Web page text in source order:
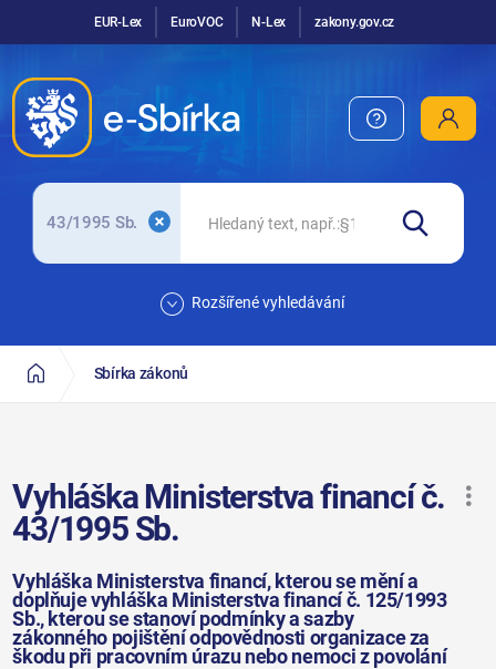
EUR-Lex EuroVOC N-Lex zakony.gov.cz
43/1995 Sb.
Rozšířené vyhledávání
Sbírka zákonů
Vyhláška Ministerstva financí č.
43/1995 Sb.
Vyhláška Ministerstva financí, kterou se mění a
doplňuje vyhláška Ministerstva financí č. 125/1993
Sb., kterou se stanoví podmínky a sazby
zákonného pojištění odpovědnosti organizace za
škodu při pracovním úrazu nebo nemoci z povolání